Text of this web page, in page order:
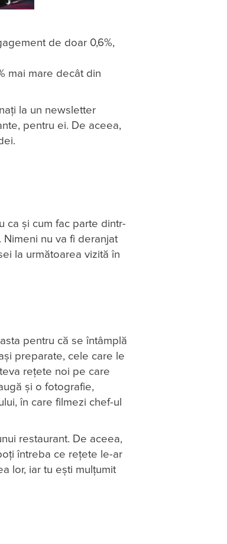
de doar 0,6%,
mai mare decât din
la un newsletter
pentru ei. De aceea,
ca și cum fac parte dintr-
nu va fi deranjat
la următoarea vizită în
pentru că se întâmplă
preparate, cele care le
rețete noi pe care
și o fotografie,
în care filmezi chef-ul
restaurant. De aceea,
întreba ce rețete le-ar
lor, iar tu ești mulțumit